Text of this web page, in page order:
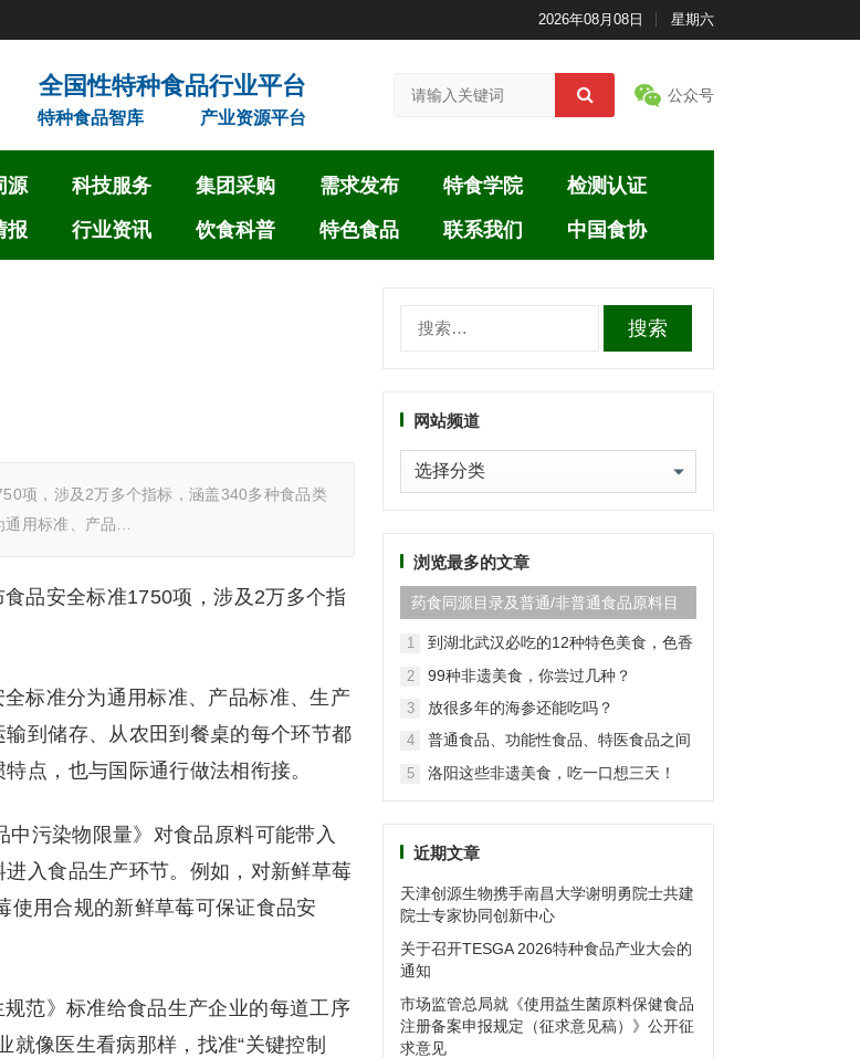
2026年08月08日 星期六
特种食品智库 产业资源平台
公众号
源 科技服务 集团采购 需求发布 特食学院
检测认证
报 行业资讯 饮食科普 特色食品 联系我们 中国食协
项，涉及2万多个指标，涵盖340多种食品类
用标准、产品…
品安全标准1750项，涉及2万多个指
标准分为通用标准、产品标准、生产
到储存、从农田到餐桌的每个环节都
点，也与国际通行做法相衔接。
污染物限量》对食品原料可能带入
入食品生产环节。例如，对新鲜草莓
使用合规的新鲜草莓可保证食品安
范》标准给食品生产企业的每道工序
就像医生看病那样，找准“关键控制
网站频道
网
站
道浏览最多的文章
药食同源目录及普通/非普通食品原料目
录(2024最新版)
1
到湖北武汉必吃的12种特色美食，色香
2 99种非遗美食，你尝过几种？
3 放很多年的海参还能吃吗？
4
普通食品、功能性食品、特医食品之间
5 洛阳这些非遗美食，吃一口想三天！
近期文章
天津创源生物携手南昌大学谢明勇院士共建
院士专家协同创新中心
关于召开TESGA 2026特种食品产业大会的
通知
市场监管总局就《使用益生菌原料保健食品
注册备案申报规定（征求意见稿）》公开征
求意见